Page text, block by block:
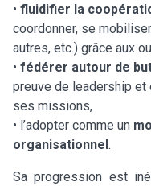
• fluidifier la
coordonner, se
autres, etc.) grâce aux
• fédérer autour de
preuve de leadership et
ses missions,
• l’adopter comme un
organisationnel.
Sa progression est